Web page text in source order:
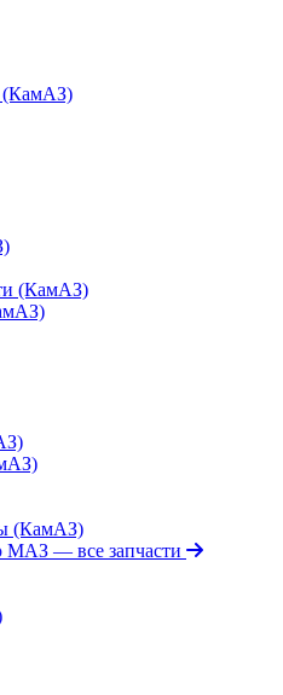
(КамАЗ)
(КамАЗ)
(КамАЗ)
МАЗ — все запчасти